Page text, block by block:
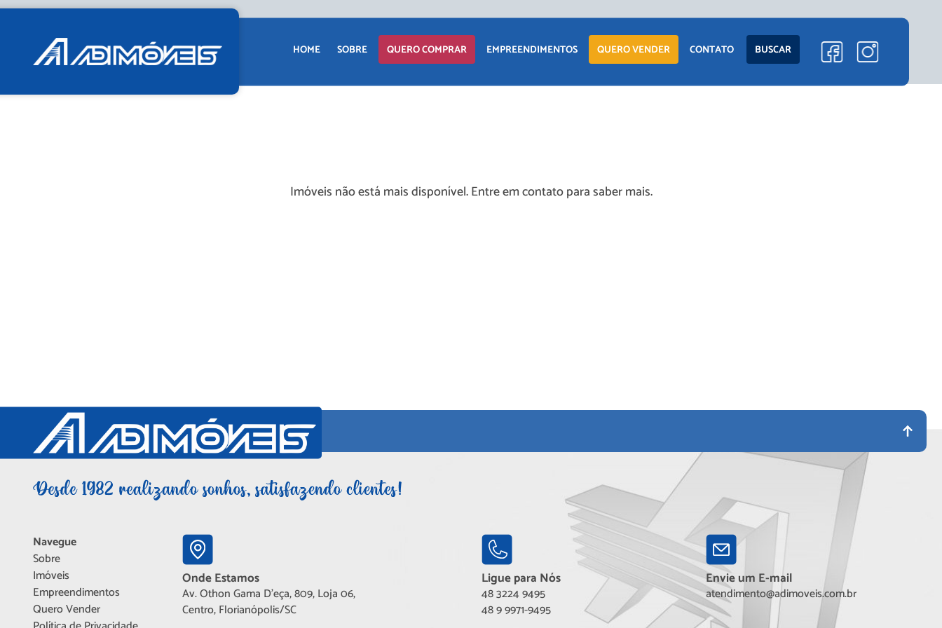
HOME SOBRE QUERO COMPRAR
TERRENO
EMPREENDIMENTOS
PRONTOS PARA
MORAR
QUERO VENDER CONTATO BUSCAR
APARTAMENTO
CASA
LANÇAMENTOS
EM CONSTRUÇÃO
Imóveis não está mais disponível. Entre em contato para saber mais.
Navegue
Sobre
Imóveis
Empreendimentos
Quero Vender
Onde Estamos
Av. Othon Gama D'eça, 809, Loja 06,
Centro, Florianópolis/SC
Ligue para Nós
48 3224 9495
48 9 9971-9495
Envie um E-mail
atendimento@adimoveis.com.br